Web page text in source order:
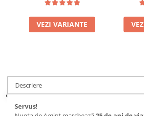
VEZI VARIANTE
Descriere
Servus!